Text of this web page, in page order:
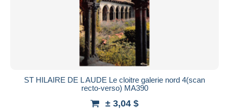
ST HILAIRE DE L AUDE Le cloitre galerie nord 4(scan
recto-verso) MA390
± 3,04 $